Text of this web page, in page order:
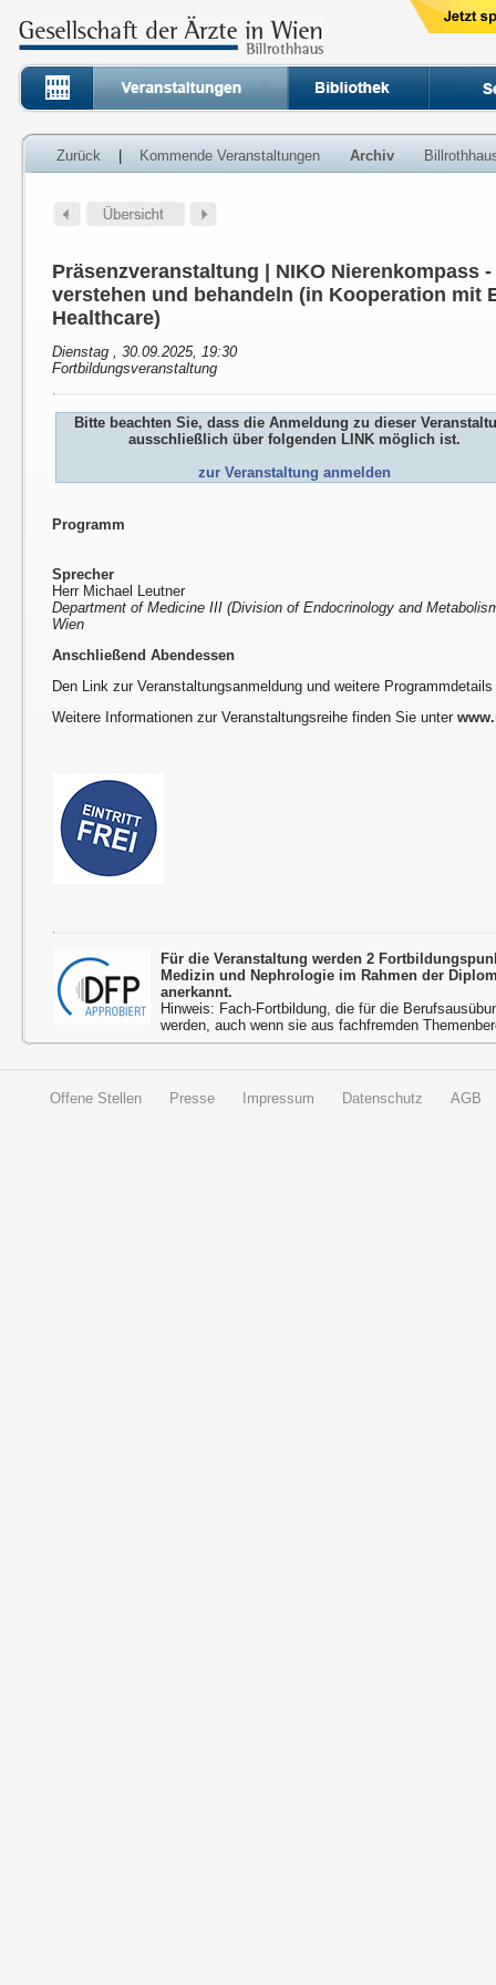
Zurück Kommende Veranstaltungen Archiv
Präsenzveranstaltung | NIKO Nierenkompass
verstehen und behandeln (in Kooperation mit
Healthcare)
Dienstag , 30.09.2025, 19:30
Fortbildungsveranstaltung
Bitte beachten Sie, dass die Anmeldung zu dieser
ausschließlich über folgenden LINK möglich ist.
zur Veranstaltung anmelden
Programm
Sprecher
Herr Michael Leutner
Department of Medicine III (Division of Endocrinology and
Wien
Anschließend Abendessen
Den Link zur Veranstaltungsanmeldung und weitere
Weitere Informationen zur Veranstaltungsreihe finden Sie unter
Für die Veranstaltung werden 2
Medizin und Nephrologie im Rahmen der
anerkannt.
Hinweis: Fach-Fortbildung, die für die
werden, auch wenn sie aus fachfremden
Offene Stellen Presse Impressum Datenschutz AGB